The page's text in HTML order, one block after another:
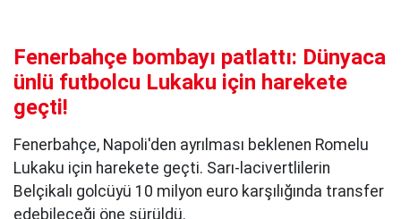
Fenerbahçe bombayı patlattı: Dünyaca
ünlü futbolcu Lukaku için harekete
geçti!
Fenerbahçe, Napoli'den ayrılması beklenen Romelu
Lukaku için harekete geçti. Sarı-lacivertlilerin
Belçikalı golcüyü 10 milyon euro karşılığında transfer
edebileceği öne sürüldü.